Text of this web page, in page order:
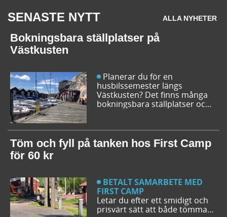
SENASTE NYTT ALLA NYHETER
Bokningsbara ställplatser på
Västkusten
husbilssemester längs
Västkusten? Det finns många
bokningsbara ställplatser och
campingturen. Vi ger dig några
bra förslag på ställplatser och
husbilsplatser så att du kan
Töm och fyll på tanken hos First Camp
för 60 kr
BETALT SAMARBETE MED
FIRST CAMP
Letar du efter ett smidigt och
prisvärt sätt att både tömma